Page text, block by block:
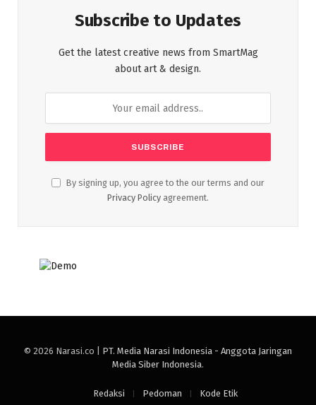
Subscribe to Updates
Get the latest creative news from SmartMag
about art & design.
By signing up, you agree to the our terms and our
Privacy Policy agreement.
© 2026 Narasi.co | PT. Media Narasi Indonesia - Anggota Jaringan
Media Siber Indonesia.
Redaksi Pedoman Kode Etik